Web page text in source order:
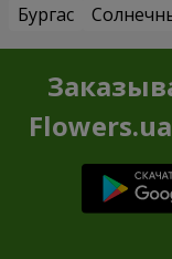
Бургас